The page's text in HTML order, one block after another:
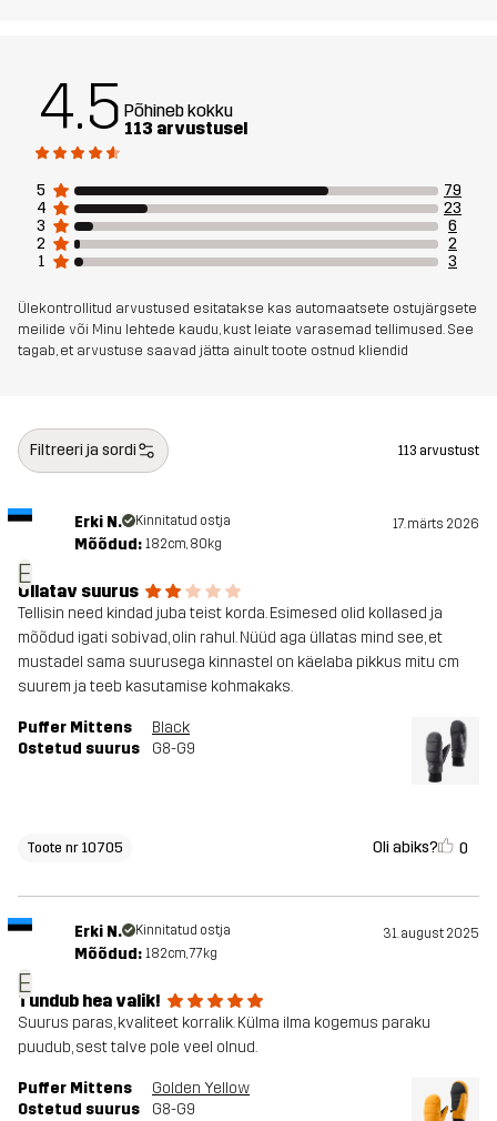
4.5 Põhineb kokku
113 arvustusel
5
79
4
23
3
6
2
2
1
3
Ülekontrollitud arvustused esitatakse kas automaatsete ostujärgsete
meilide või Minu lehtede kaudu, kust leiate varasemad tellimused. See
tagab, et arvustuse saavad jätta ainult toote ostnud kliendid
Filtreeri ja sordi 113 arvustust
E
Erki N. Kinnitatud ostja 17. märts 2026
Mõõdud: 182cm, 80kg
Üllatav suurus
Tellisin need kindad juba teist korda. Esimesed olid kollased ja
mõõdud igati sobivad, olin rahul. Nüüd aga üllatas mind see, et
mustadel sama suurusega kinnastel on käelaba pikkus mitu cm
suurem ja teeb kasutamise kohmakaks.
Puffer Mittens
Black
Ostetud suurus
G8-G9
Toote nr 10705 Oli abiks? 0
E
Erki N. Kinnitatud ostja 31. august 2025
Mõõdud: 182cm, 77kg
Tundub hea valik!
Suurus paras, kvaliteet korralik. Külma ilma kogemus paraku
puudub, sest talve pole veel olnud.
Puffer Mittens
Golden Yellow
Ostetud suurus
G8-G9